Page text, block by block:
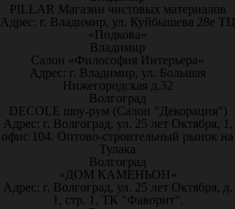
PILLAR Магазин чистовых материалов
Адрес: г. Владимир, ул. Куйбышева 28е ТЦ
«Подкова»
Владимир
Салон «Философия Интерьера»
Адрес: г. Владимир, ул. Большая
Нижегородская д.32
Волгоград
DECOLE шоу-рум (Салон "Декорация")
Адрес: г. Волгоград, ул. 25 лет Октября, 1,
офис 104. Оптово-строительный рынок на
Тулака
Волгоград
«ДОМ КАМЕНЬОН»
Адрес: г. Волгоград, ул. 25 лет Октября, д.
1, стр. 1, ТК "Фаворит".